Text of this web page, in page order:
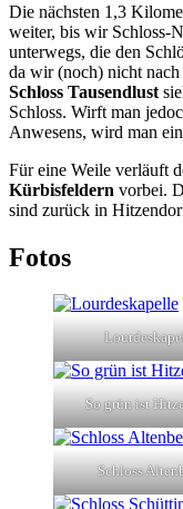
Die nächsten 1,3
weiter, bis wir Schloss-
unterwegs, die den
da wir (noch) nicht
Schloss Tausendlust
Schloss. Wirft man
Anwesens, wird man
Für eine Weile verläuft
Kürbisfeldern vorbei.
sind zurück in
Fotos
So grün ist
Schloss